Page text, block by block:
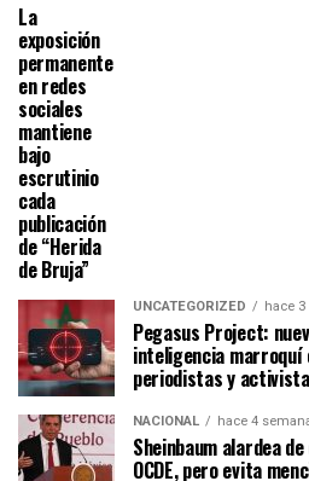
La
exposición
permanente
en redes
sociales
mantiene
bajo
escrutinio
cada
publicación
de “Herida
de Bruja”
UNCATEGORIZED hace
Pegasus Project:
inteligencia marroquí
periodistas y
NACIONAL hace 4
Sheinbaum alardea
OCDE, pero evita